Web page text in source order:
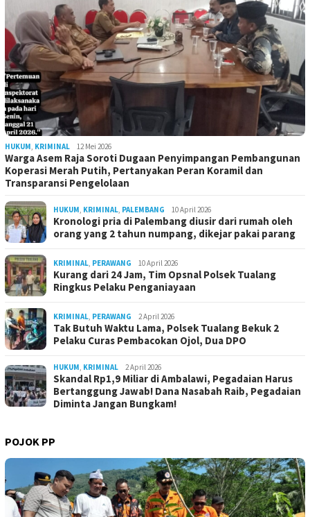
HUKUM, KRIMINAL 12 Mei 2026
Warga Asem Raja Soroti Dugaan Penyimpangan Pembangunan
Koperasi Merah Putih, Pertanyakan Peran Koramil dan
Transparansi Pengelolaan
HUKUM, KRIMINAL, PALEMBANG 10 April 2026
Kronologi pria di Palembang diusir dari rumah oleh
orang yang 2 tahun numpang, dikejar pakai parang
KRIMINAL, PERAWANG 10 April 2026
Kurang dari 24 Jam, Tim Opsnal Polsek Tualang
Ringkus Pelaku Penganiayaan
KRIMINAL, PERAWANG 2 April 2026
Tak Butuh Waktu Lama, Polsek Tualang Bekuk 2
Pelaku Curas Pembacokan Ojol, Dua DPO
HUKUM, KRIMINAL 2 April 2026
Skandal Rp1,9 Miliar di Ambalawi, Pegadaian Harus
Bertanggung Jawab! Dana Nasabah Raib, Pegadaian
Diminta Jangan Bungkam!
POJOK PP